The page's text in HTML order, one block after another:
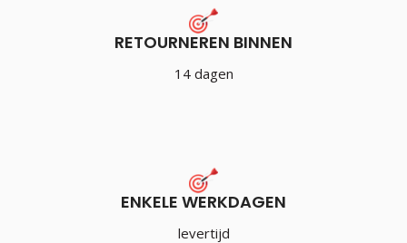
RETOURNEREN BINNEN
14 dagen
ENKELE WERKDAGEN
levertijd